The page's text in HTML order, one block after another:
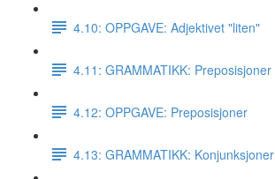
4.10: OPPGAVE: Adjektivet "liten"
4.11: GRAMMATIKK: Preposisjoner
4.12: OPPGAVE: Preposisjoner
4.13: GRAMMATIKK: Konjunksjoner